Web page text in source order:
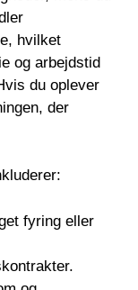
hvilket
og arbejdstid
du oplever
der
fyring eller